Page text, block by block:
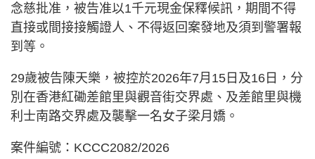
念慈批准，被告准以1千元現金保釋候訊，期間不得
直接或間接接觸證人、不得返回案發地及須到警署報
到等。
29歲被告陳天樂，被控於2026年7月15日及16日，分
別在香港紅磡差館里與觀音街交界處、及差館里與機
利士南路交界處及襲擊一名女子梁月嬌。
案件編號：KCCC2082/2026